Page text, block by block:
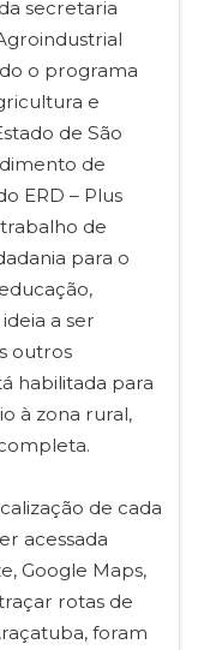
secretaria
o programa
e
de São
de
ERD – Plus
de
para o
a ser
outros
habilitada para
à zona rural,
de cada
acessada
Google Maps,
rotas de
foram